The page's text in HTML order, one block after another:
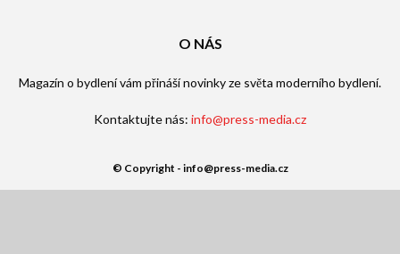
O NÁS
Magazín o bydlení vám přináší novinky ze světa moderního bydlení.
Kontaktujte nás: info@press-media.cz
© Copyright - info@press-media.cz